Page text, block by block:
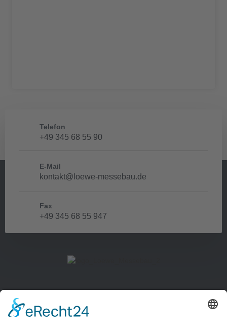
Telefon
+49 345 68 55 90
E-Mail
kontakt@loewe-messebau.de
Fax
+49 345 68 55 947